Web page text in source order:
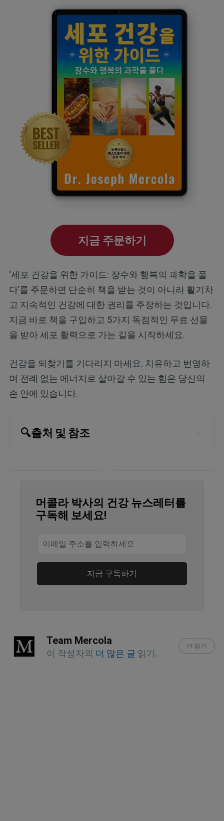
지금 주문하기
‘세포 건강을 위한 가이드: 장수와 행복의 과학을 풀
다’를 주문하면 단순히 책을 받는 것이 아니라 활기차
고 지속적인 건강에 대한 권리를 주장하는 것입니다.
지금 바로 책을 구입하고 5가지 독점적인 무료 선물
을 받아 세포 활력으로 가는 길을 시작하세요.
건강을 되찾기를 기다리지 마세요. 치유하고 번영하
며 전례 없는 에너지로 살아갈 수 있는 힘은 당신의
손 안에 있습니다.
🔍출처 및 참조
168(2):124-131
2023
Int J Mol Sci. 2024 Oct 3;25(19):10677
Acta Dermatovenerol Alp Pannonica
7;18(2):195–205
머콜라 박사의 건강 뉴스레터를
구독해 보세요!
지금 구독하기
Team Mercola
이 작성자의 더 많은 글 읽기.
더 읽기